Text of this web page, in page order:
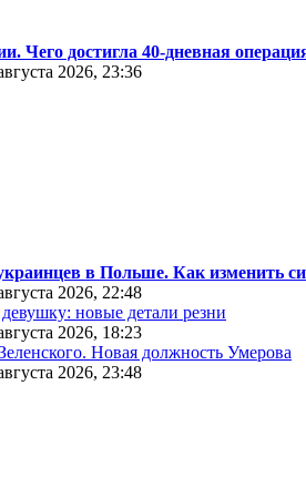
Чего достигла 40-дневная
2026, 23:36
в Польше. Как изменить
2026, 22:48
новые детали резни
2026, 18:23
Новая должность Умерова
2026, 23:48